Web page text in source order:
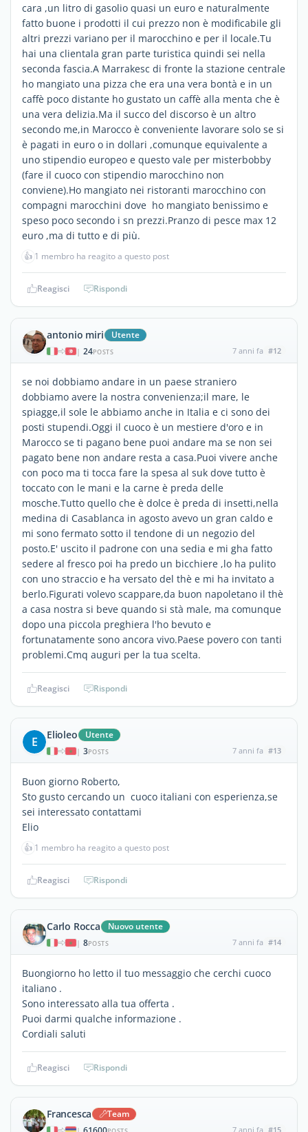
cara ,un litro di gasolio quasi un euro e naturalmente
fatto buone i prodotti il cui prezzo non è modificabile gli
altri prezzi variano per il marocchino e per il locale.Tu
hai una clientala gran parte turistica quindi sei nella
seconda fascia.A Marrakesc di fronte la stazione centrale
ho mangiato una pizza che era una vera bontà e in un
caffè poco distante ho gustato un caffè alla menta che è
una vera delizia.Ma il succo del discorso è un altro
secondo me,in Marocco è conveniente lavorare solo se si
è pagati in euro o in dollari ,comunque equivalente a
uno stipendio europeo e questo vale per misterbobby
(fare il cuoco con stipendio marocchino non
conviene).Ho mangiato nei ristoranti marocchino con
compagni marocchini dove ho mangiato benissimo e
speso poco secondo i sn prezzi.Pranzo di pesce max 12
euro ,ma di tutto e di più.
👍 1 membro ha reagito a questo post
Reagisci Rispondi
antonio miri Utente
| 24POSTS 7 anni fa #12
se noi dobbiamo andare in un paese straniero
dobbiamo avere la nostra convenienza;il mare, le
spiagge,il sole le abbiamo anche in Italia e ci sono dei
posti stupendi.Oggi il cuoco è un mestiere d'oro e in
Marocco se ti pagano bene puoi andare ma se non sei
pagato bene non andare resta a casa.Puoi vivere anche
con poco ma ti tocca fare la spesa al suk dove tutto è
toccato con le mani e la carne è preda delle
mosche.Tutto quello che è dolce è preda di insetti,nella
medina di Casablanca in agosto avevo un gran caldo e
mi sono fermato sotto il tendone di un negozio del
posto.E' uscito il padrone con una sedia e mi gha fatto
sedere al fresco poi ha predo un bicchiere ,lo ha pulito
con uno straccio e ha versato del thè e mi ha invitato a
berlo.Figurati volevo scappare,da buon napoletano il thè
a casa nostra si beve quando si stà male, ma comunque
dopo una piccola preghiera l'ho bevuto e
fortunatamente sono ancora vivo.Paese povero con tanti
problemi.Cmq auguri per la tua scelta.
Reagisci Rispondi
E Elioleo Utente
| 3POSTS 7 anni fa #13
Buon giorno Roberto,
Sto gusto cercando un cuoco italiani con esperienza,se
sei interessato contattami
Elio
👍 1 membro ha reagito a questo post
Reagisci Rispondi
Carlo Rocca Nuovo utente
| 8POSTS 7 anni fa #14
Buongiorno ho letto il tuo messaggio che cerchi cuoco
italiano .
Sono interessato alla tua offerta .
Puoi darmi qualche informazione .
Cordiali saluti
Reagisci Rispondi
Francesca Team
7 anni fa #15